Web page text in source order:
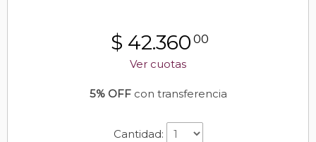
$ 42.360 00
Ver cuotas
5% OFFcon transferencia
Cantidad: